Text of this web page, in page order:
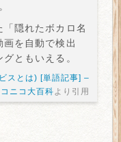
「隠れたボカロ名
画を自動で検出
ともいえる。
スとは) [単語記事] –
ニコ大百科より引用